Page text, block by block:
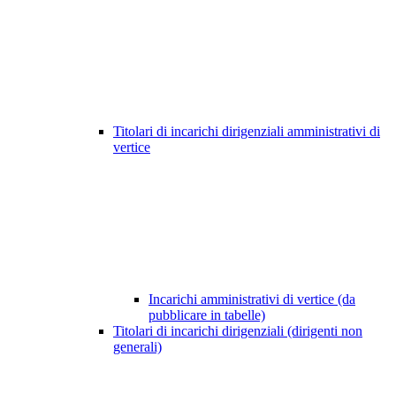
Titolari di incarichi dirigenziali amministrativi di
vertice
Incarichi amministrativi di vertice (da
pubblicare in tabelle)
Titolari di incarichi dirigenziali (dirigenti non
generali)